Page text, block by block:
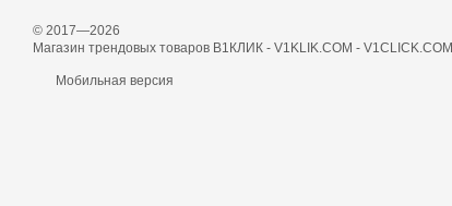
© 2017—2026
Магазин трендовых товаров В1КЛИК - V1KLIK.COM - V1CLICK.COM
Мобильная версия